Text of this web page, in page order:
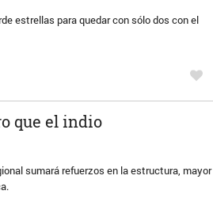
estrellas para quedar con sólo dos con el
que el indio
sumará refuerzos en la estructura, mayor